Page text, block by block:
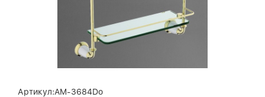
Артикул:AM-3684Do